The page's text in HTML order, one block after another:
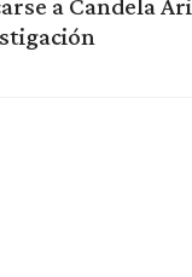
a Candela